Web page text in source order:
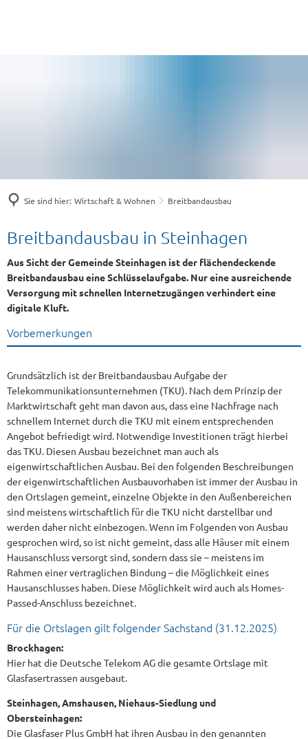
Sie sind hier: Wirtschaft & Wohnen Breitbandausbau
Breitbandausbau
Breitbandausbau in Steinhagen
Aus Sicht der Gemeinde Steinhagen ist der flächendeckende
Breitbandausbau eine Schlüsselaufgabe. Nur eine ausreichende
Versorgung mit schnellen Internetzugängen verhindert eine
digitale Kluft.
Vorbemerkungen
Grundsätzlich ist der Breitbandausbau Aufgabe der
Telekommunikationsunternehmen (TKU). Nach dem Prinzip der
Marktwirtschaft geht man davon aus, dass eine Nachfrage nach
schnellem Internet durch die TKU mit einem entsprechenden
Angebot befriedigt wird. Notwendige Investitionen trägt hierbei
das TKU. Diesen Ausbau bezeichnet man auch als
eigenwirtschaftlichen Ausbau. Bei den folgenden Beschreibungen
der eigenwirtschaftlichen Ausbauvorhaben ist immer der Ausbau in
den Ortslagen gemeint, einzelne Objekte in den Außenbereichen
sind meistens wirtschaftlich für die TKU nicht darstellbar und
werden daher nicht einbezogen. Wenn im Folgenden von Ausbau
gesprochen wird, so ist nicht gemeint, dass alle Häuser mit einem
Hausanschluss versorgt sind, sondern dass sie – meistens im
Rahmen einer vertraglichen Bindung – die Möglichkeit eines
Hausanschlusses haben. Diese Möglichkeit wird auch als Homes-
Passed-Anschluss bezeichnet.
Für die Ortslagen gilt folgender Sachstand (31.12.2025)
Brockhagen:
Hier hat die Deutsche Telekom AG die gesamte Ortslage mit
Glasfasertrassen ausgebaut.
Steinhagen, Amshausen, Niehaus-Siedlung und
Obersteinhagen:
Die Glasfaser Plus GmbH hat ihren Ausbau in den genannten